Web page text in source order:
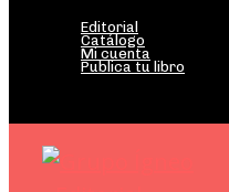
Editorial
Catálogo
Mi cuenta
Publica tu libro